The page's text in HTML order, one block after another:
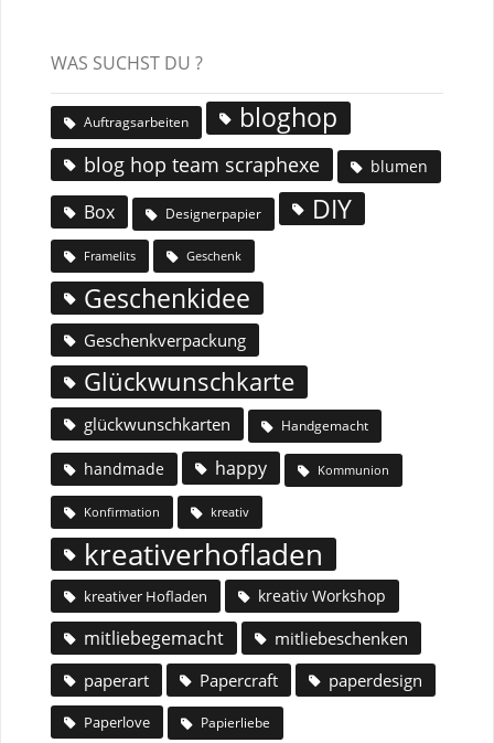
WAS SUCHST DU ?
Auftragsarbeiten bloghop
blog hop team scraphexe blumen
Box Designerpapier DIY
Framelits Geschenk
Geschenkidee
Geschenkverpackung
Glückwunschkarte
glückwunschkarten Handgemacht
handmade happy Kommunion
Konfirmation kreativ
kreativerhofladen
kreativer Hofladen kreativ Workshop
mitliebegemacht
mitliebeschenken
paperart
Papercraft paperdesign
Paperlove Papierliebe